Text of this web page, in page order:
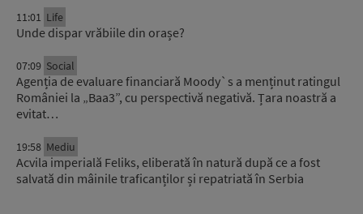
11:01 Life
Unde dispar vrăbiile din orașe?
07:09 Social
Agenția de evaluare financiară Moody`s a menținut ratingul
României la „Baa3”, cu perspectivă negativă. Țara noastră a
evitat…
19:58 Mediu
Acvila imperială Feliks, eliberată în natură după ce a fost
salvată din mâinile traficanților și repatriată în Serbia